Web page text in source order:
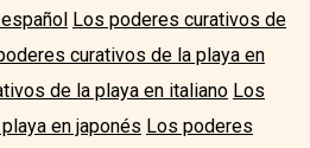
Los poderes curativos de
curativos de la playa en
de la playa en italiano Los
en japonés Los poderes